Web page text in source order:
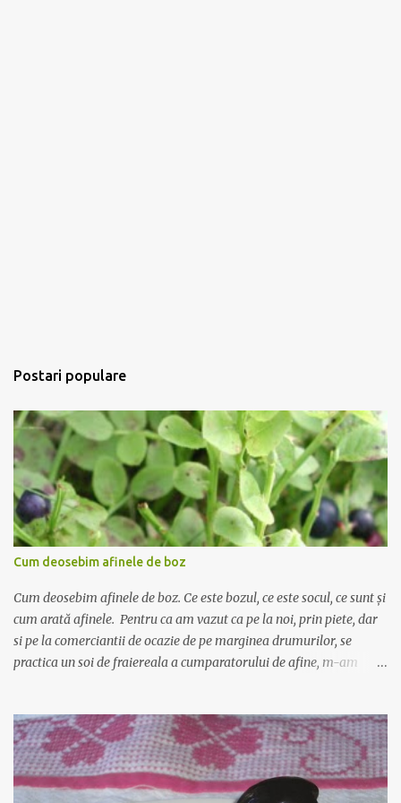
Postari populare
Cum deosebim afinele de boz
Cum deosebim afinele de boz. Ce este bozul, ce este socul, ce sunt și
cum arată afinele. Pentru ca am vazut ca pe la noi, prin piete, dar
si pe la comerciantii de ocazie de pe marginea drumurilor, se
practica un soi de fraiereala a cumparatorului de afine, m-am
bozul si socul, si pe care comerciantii le vand pe post de afine.
Afinul , sau coacazul negru, este un arbust mic cu frunze ovale, mici
- asta este foarte important! - iar fructul este rotund, de culoare
albastru inchis, cu gust dulce acrisor. Fructele nu cresc in manunchi